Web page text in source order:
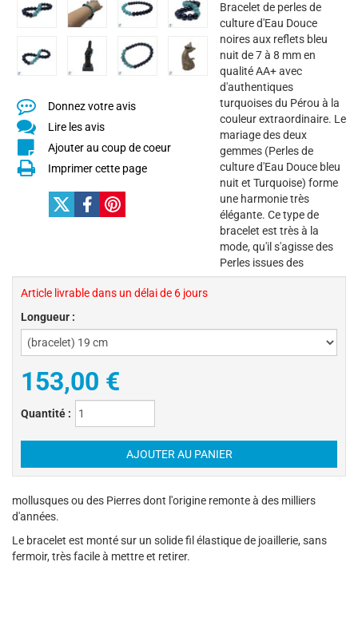
Donnez votre avis
Lire les avis
Ajouter au coup de coeur
Imprimer cette page
Article livrable dans un délai de 6 jours
Longueur :
153,00 €
Quantité :
Bracelet de perles de
culture d'Eau Douce
noires aux reflets bleu
nuit de 7 à 8 mm en
qualité AA+ avec
d'authentiques
turquoises du Pérou à la
couleur extraordinaire. Le
mariage des deux
gemmes (Perles de
culture d'Eau Douce bleu
nuit et Turquoise) forme
une harmonie très
élégante. Ce type de
bracelet est très à la
mode, qu'il s'agisse des
Perles issues des
mollusques ou des Pierres dont l'origine remonte à des milliers
d'années.
Le bracelet est monté sur un solide fil élastique de joaillerie, sans
fermoir, très facile à mettre et retirer.